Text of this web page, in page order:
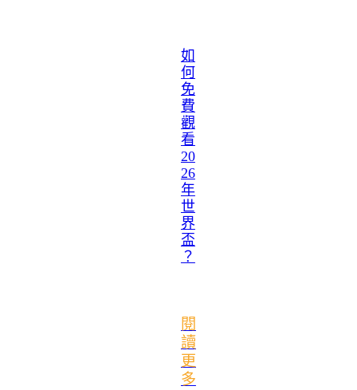
如
何
免
費
觀
看
20
26
年
世
界
盃
？
閱
讀
更
多